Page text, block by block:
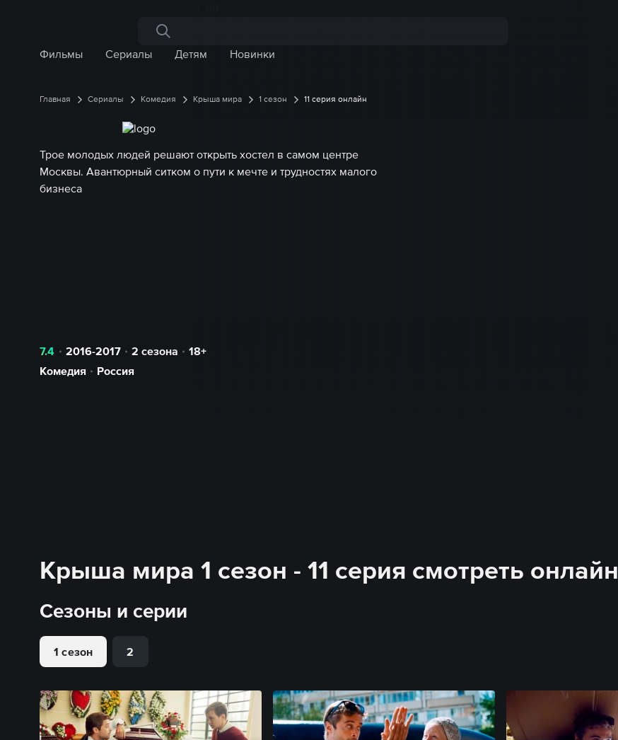
Поиск по сайту
Фильмы
Сериалы Детям Новинки
Главная Сериалы Комедия Крыша мира 1 сезон 11 серия онлайн
Трое молодых людей решают открыть хостел в самом центре
Москвы. Авантюрный ситком о пути к мечте и трудностях малого
бизнеса
7.4 2016-2017 2 сезона
18+
Комедия
Россия
Крыша мира 1 сезон - 11 серия смотреть онлайн
Сезоны и серии
1 сезон 2